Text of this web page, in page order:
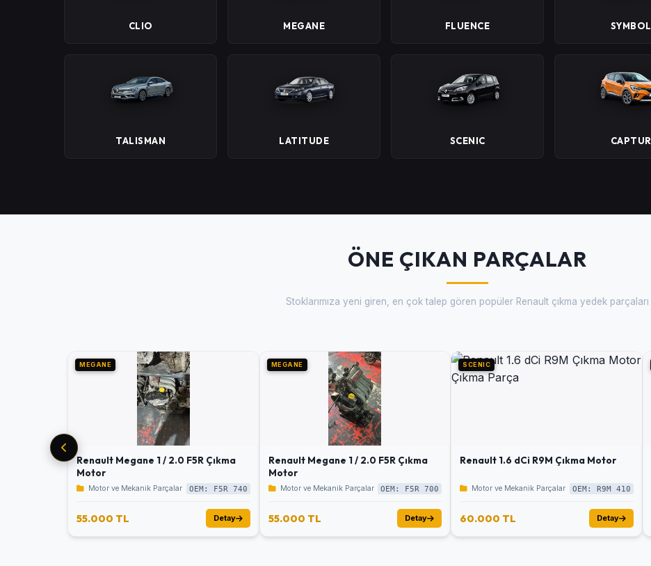
CLIO MEGANE FLUENCE SYMBOL
TALISMAN LATITUDE SCENIC CAPTUR
ÖNE ÇIKAN PARÇALAR
Stoklarımıza yeni giren, en çok talep gören popüler Renault çıkma yedek parçaları
MEGANE
Renault Megane 1 / 2.0 F5R Çıkma
Motor
Motor ve Mekanik Parçalar OEM: F5R 740
55.000 TL Detay
MEGANE
Renault Megane 1 / 2.0 F5R Çıkma
Motor
Motor ve Mekanik Parçalar OEM: F5R 700
55.000 TL Detay
SCENIC
Renault 1.6 dCi R9M Çıkma Motor
Motor ve Mekanik Parçalar OEM: R9M 410
60.000 TL Detay